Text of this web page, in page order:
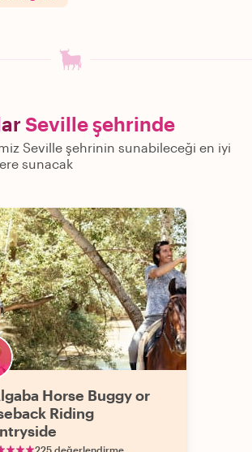
Seville şehrinde
Seville şehrinin sunabileceği en iyi
sunacak
Horse Buggy or
Riding
225 değerlendirme